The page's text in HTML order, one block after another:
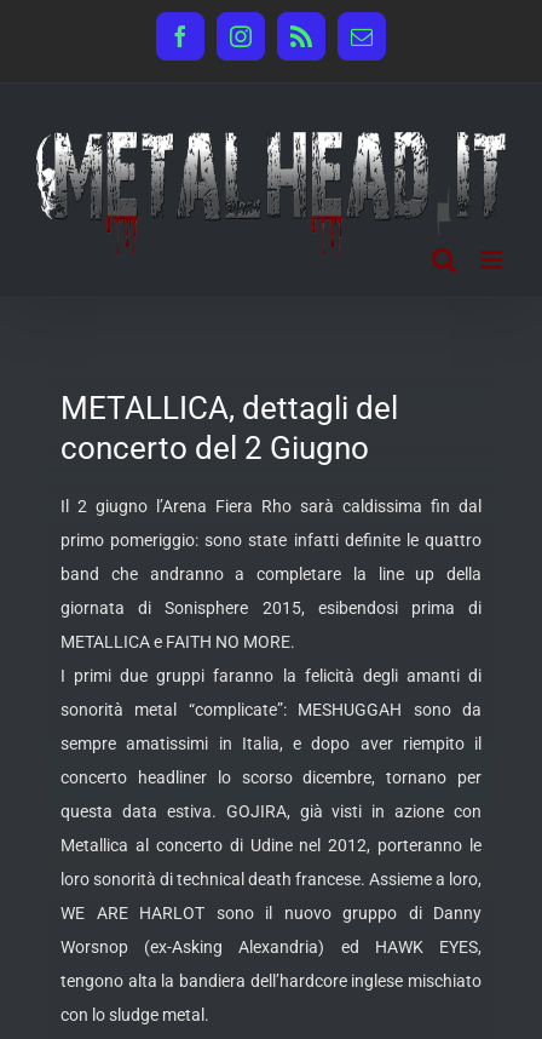
FacebookInstagram
Rss Email
METALLICA, dettagli del
concerto del 2 Giugno
Il 2 giugno l’Arena Fiera Rho sarà caldissima fin dal
primo pomeriggio: sono state infatti definite le quattro
band che andranno a completare la line up della
giornata di Sonisphere 2015, esibendosi prima di
METALLICA e FAITH NO MORE.
I primi due gruppi faranno la felicità degli amanti di
sonorità metal “complicate”: MESHUGGAH sono da
sempre amatissimi in Italia, e dopo aver riempito il
concerto headliner lo scorso dicembre, tornano per
questa data estiva. GOJIRA, già visti in azione con
Metallica al concerto di Udine nel 2012, porteranno le
loro sonorità di technical death francese. Assieme a loro,
WE ARE HARLOT sono il nuovo gruppo di Danny
Worsnop (ex-Asking Alexandria) ed HAWK EYES,
tengono alta la bandiera dell’hardcore inglese mischiato
con lo sludge metal.